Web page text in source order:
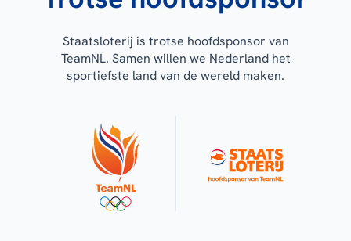
Staatsloterij is trotse hoofdsponsor van
TeamNL. Samen willen we Nederland het
sportiefste land van de wereld maken.